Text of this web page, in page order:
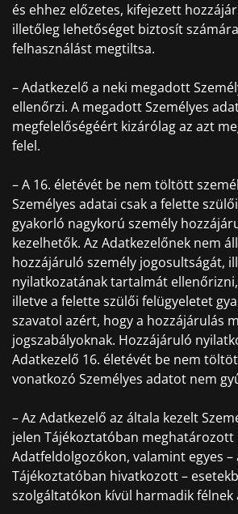
és ehhez előzetes, kifejezett
illetőleg lehetőséget biztosít
felhasználást megtiltsa.
– Adatkezelő a neki megadott
ellenőrzi. A megadott Személyes
megfelelőségéért kizárólag az azt
felel.
– A 16. életévét be nem töltött
Személyes adatai csak a felette
gyakorló nagykorú személy
kezelhetők. Az Adatkezelőnek nem
hozzájáruló személy jogosultságát,
nyilatkozatának tartalmát
illetve a felette szülői felügyeletet
szavatol azért, hogy a hozzájárulás
jogszabályoknak. Hozzájáruló
Adatkezelő 16. életévét be nem
vonatkozó Személyes adatot nem
– Az Adatkezelő az általa kezelt
jelen Tájékoztatóban meghatározott
Adatfeldolgozókon, valamint egyes –
Tájékoztatóban hivatkozott –
szolgáltatókon kívül harmadik félnek